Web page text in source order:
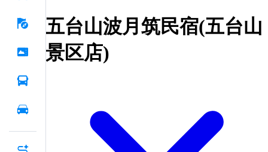
五台山波月筑民宿(五台山
景区店)